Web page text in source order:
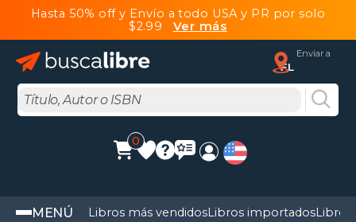
Hasta 50% off y Envío a todo USA y PR por solo
$2.99 Ver más
Enviar a
FL
0
MENÚ Libros más vendidosLibros importadosLibros